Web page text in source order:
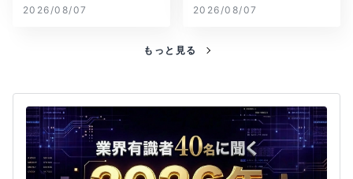
2026/08/07 2026/08/07
もっと見る